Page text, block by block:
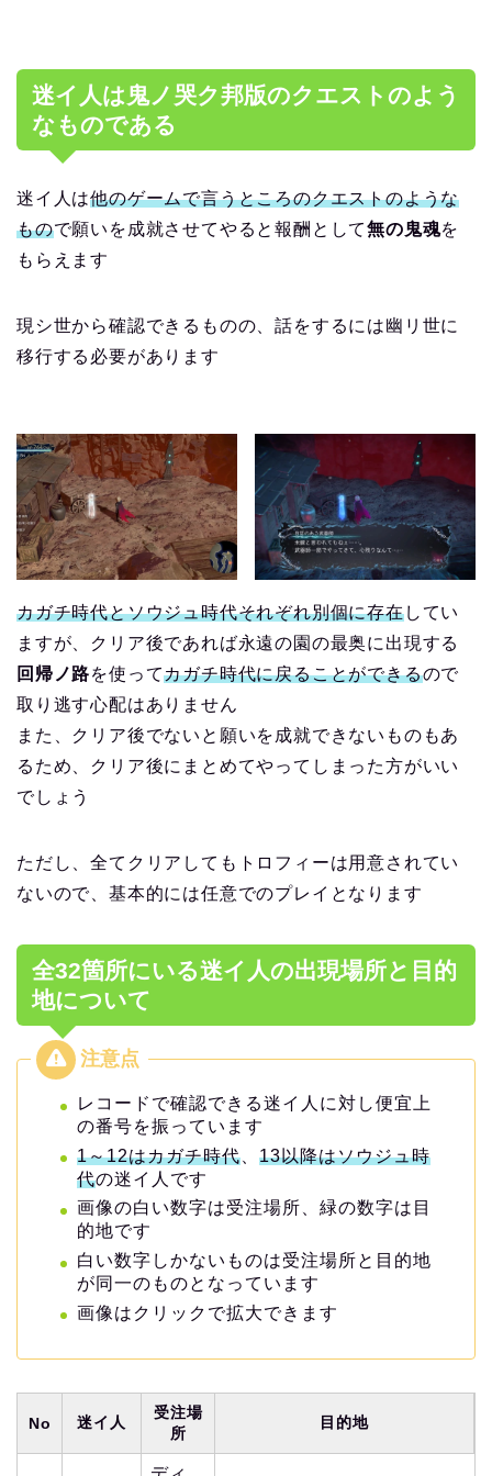
迷イ人は鬼ノ哭ク邦版のクエストのよう
なものである
迷イ人は他のゲームで言うところのクエストのような
もので願いを成就させてやると報酬として無の鬼魂を
もらえます
現シ世から確認できるものの、話をするには幽リ世に
移行する必要があります
カガチ時代とソウジュ時代それぞれ別個に存在してい
ますが、クリア後であれば永遠の園の最奥に出現する
回帰ノ路を使ってカガチ時代に戻ることができるので
取り逃す心配はありません
また、クリア後でないと願いを成就できないものもあ
るため、クリア後にまとめてやってしまった方がいい
でしょう
ただし、全てクリアしてもトロフィーは用意されてい
ないので、基本的には任意でのプレイとなります
全32箇所にいる迷イ人の出現場所と目的
地について
レコードで確認できる迷イ人に対し便宜上
の番号を振っています
1～12はカガチ時代
13以降はソウジュ時
代の迷イ人です
画像の白い数字は受注場所、緑の数字は目
的地です
白い数字しかないものは受注場所と目的地
が同一のものとなっています
画像はクリックで拡大できます
No 迷イ人
受注場
所
目的地